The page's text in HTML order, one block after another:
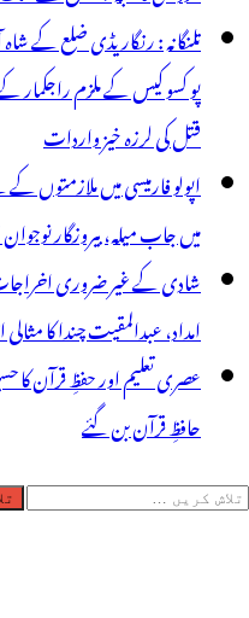
تلنگانہ : رنگاریڈی ضلع کے شاہ
قتل کی لرزہ خیز واردات
میں جاب میلہ، بیروزگار
امداد، عبدالمقیت چندا کا
عصری تعلیم اور حفظِ قرآن کا
حافظِ قرآن بن گئے
تلاش